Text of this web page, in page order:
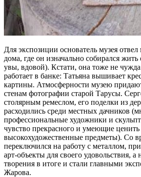
Для экспозиции основатель музея отвел
дома, где он изначально собирался
увы, вдовой). Кстати, она тоже не чужда
работает в банке: Татьяна вышивает
картины. Атмосферности музею
стенам фотографии старой Тарусы.
столярным ремеслом, его поделки из
расходились среди местных дачников
профессиональные художники и
чувство прекрасного и умеющие ценить
высокохудожественные предметы). Со
переключился на работу с металлом,
арт-объекты для своего удовольствия,
творения в итоге и стали главными
Жарова.